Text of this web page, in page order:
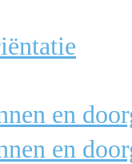
en
en